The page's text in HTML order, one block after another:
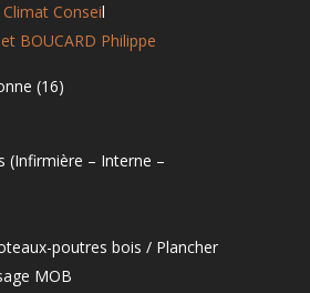
Climat Conseil
BOUCARD Philippe
(16)
(Infirmière – Interne –
poutres bois / Plancher
MOB